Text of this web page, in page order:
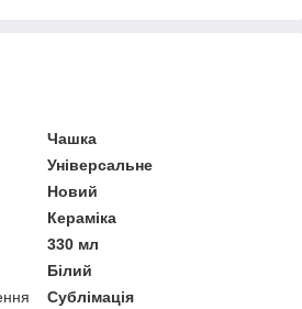
Чашка
Універсальне
Новий
Кераміка
330 мл
Білий
Сублімація